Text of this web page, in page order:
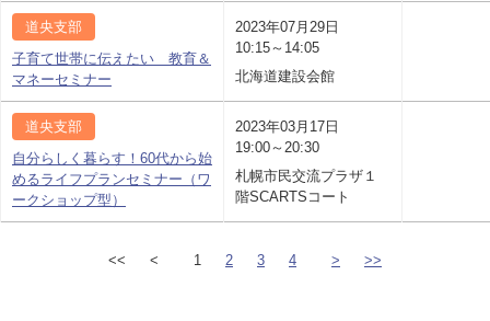
道央支部
子育て世帯に伝えたい 教育＆
マネーセミナー
2023年07月29日
10:15～14:05
北海道建設会館
道央支部
自分らしく暮らす！60代から始
めるライフプランセミナー（ワ
ークショップ型）
2023年03月17日
19:00～20:30
札幌市民交流プラザ１
階SCARTSコート
<< < 1 2 3 4 > >>